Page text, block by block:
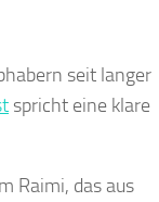
seit langer
spricht eine klare
Raimi, das aus